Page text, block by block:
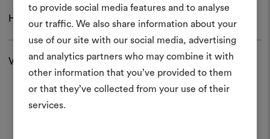
to provide social media features and to analyse
our traffic. We also share information about your
use of our site with our social media, advertising
and analytics partners who may combine it with
other information that you’ve provided to them
or that they’ve collected from your use of their
services.
Herunterladen
Versand und Rücksendungen
Ein
erstellen
Ein interaktives Tool, mit
Ideen zum Leben
anderen teilen können,